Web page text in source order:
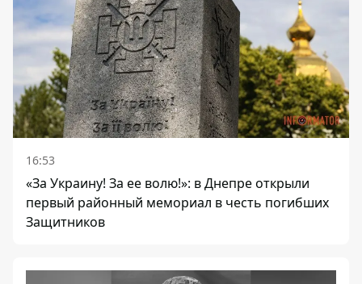
16:53
«За Украину! За ее волю!»: в Днепре открыли
первый районный мемориал в честь погибших
Защитников